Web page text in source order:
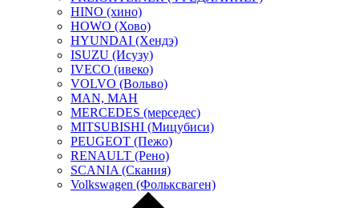
HINO (хино)
HOWO (Хово)
HYUNDAI (Хендэ)
ISUZU (Исузу)
IVECO (ивеко)
VOLVO (Вольво)
MAN, МАН
MERCEDES (мерседес)
MITSUBISHI (Мицубиси)
PEUGEOT (Пежо)
RENAULT (Рено)
SCANIA (Скания)
Volkswagen (Фольксваген)